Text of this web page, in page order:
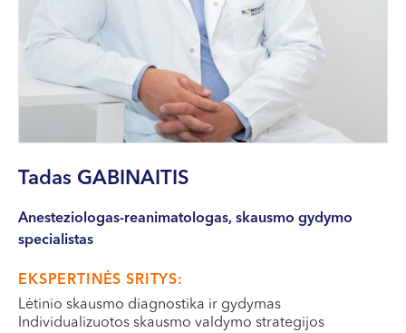
Klaipėda
Darbo laikas:
I-V 08:00 - 20:00
VI, VII --
Naujoji Uosto g. 9
I-V 08:00 - 20:00
VII --
Kretinga
Tadas GABINAITIS
Anesteziologas-reanimatologas, skausmo gydymo
specialistas
EKSPERTINĖS SRITYS:
Lėtinio skausmo diagnostika ir gydymas
Individualizuotos skausmo valdymo strategijos